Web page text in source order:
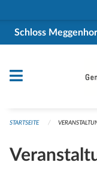
Schloss
STARTSEITE